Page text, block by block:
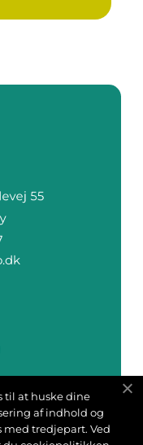
til at huske dine
af indhold og
tredjepart. Ved